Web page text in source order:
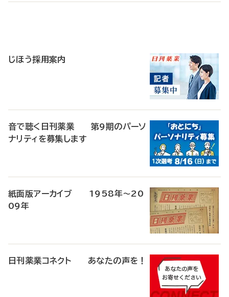
じほう採用案内
音で聴く日刊薬業 第9期のパーソ
ナリティを募集します
紙面版アーカイブ 1958年～20
09年
日刊薬業コネクト あなたの声を！